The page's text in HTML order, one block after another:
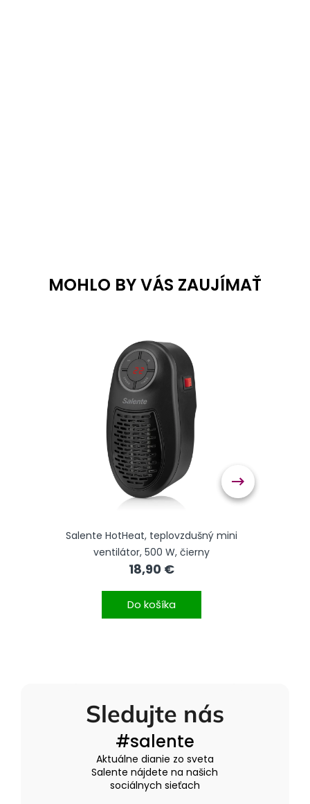
Salente HotHeat, teplovzdušný mini
ventilátor, 500 W, čierny
18,90 €
Do košíka
Sledujte nás
#salente
Aktuálne dianie zo sveta
Salente nájdete na našich
sociálnych sieťach